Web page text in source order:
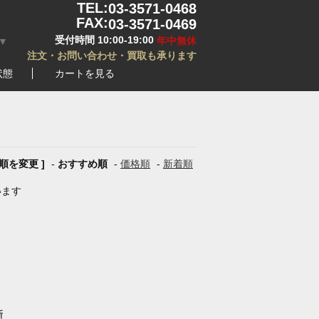
TEL:03-3571-0468
FAX:03-3571-0469
受付時間 10:00-19:00 年中無休
注文・お問い合わせ・買取も承ります
▼
態 カートを見る
を変更 ] - おすすめ順 - 価格順 - 新着順
す